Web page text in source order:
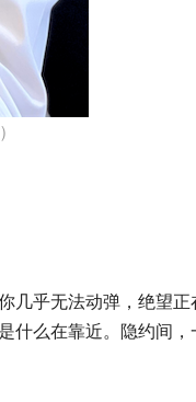
）
几乎无法动弹，绝望正
什么在靠近。隐约间，